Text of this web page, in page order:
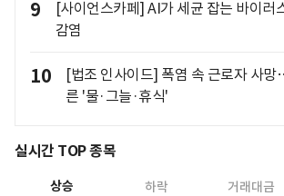
9
[사이언스카페] AI가 세균 잡는 바이러
감염
10
[법조 인사이드] 폭염 속 근로자 사
른 '물·그늘·휴식'
실시간 TOP 종목
상승 하락 거래대금